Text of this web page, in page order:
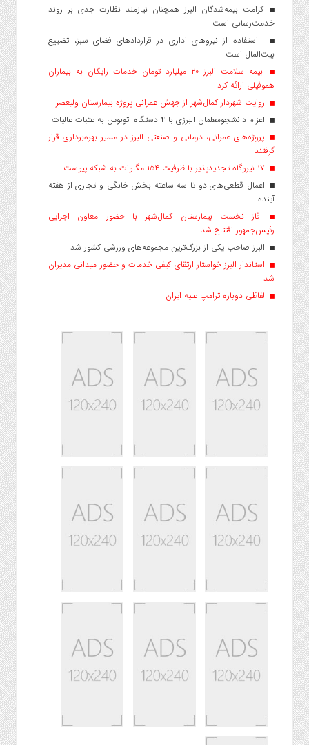
کرامت بیمه‌شدگان البرز همچنان نیازمند نظارت جدی بر روند
خدمت‌رسانی است
استفاده از نیروهای اداری در قراردادهای فضای سبز، تضییع
بیت‌المال است
بیمه سلامت البرز ۲۰ میلیارد تومان خدمات رایگان به بیماران
هموفیلی ارائه کرد
روایت شهردار کمال‌شهر از جهش عمرانی پروژه بیمارستان ولیعصر
اعزام دانشجو‌معلمان البرزی با ۴ دستگاه اتوبوس به عتبات عالیات
پروژه‌های عمرانی، درمانی و صنعتی البرز در مسیر بهره‌برداری قرار
گرفتند
اعمال قطعی‌های دو تا سه ساعته بخش خانگی و تجاری از هفته
آینده
فاز نخست بیمارستان کمال‌شهر با حضور معاون اجرایی
رئیس‌جمهور افتتاح شد
البرز صاحب یکی از بزرگ‌ترین مجموعه‌های ورزشی کشور شد
استاندار البرز خواستار ارتقای کیفی خدمات و حضور میدانی مدیران
شد
لفاظی دوباره ترامپ علیه ایران